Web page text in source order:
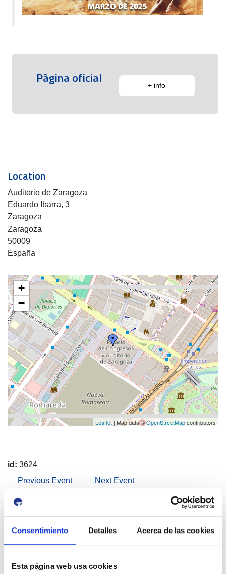
Consentimiento Detalles Acerca de las cookies
Esta página web usa cookies
Pàgina oficial + info
Location
Auditorio de Zaragoza
Eduardo Ibarra, 3
Zaragoza
Zaragoza
50009
España
+
−
Leaflet | Map data ©OpenStreetMapcontributors
id: 3624
Previous Event
Next Event
Port & City